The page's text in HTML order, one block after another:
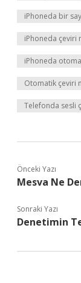
iPhoneda bir
iPhoneda çeviri
iPhoneda
Otomatik çeviri
Telefonda sesli
Önceki Yazı
Mesva Ne
Sonraki Yazı
Denetimin